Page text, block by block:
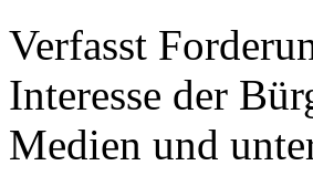
Verfasst
Interesse der
Medien und